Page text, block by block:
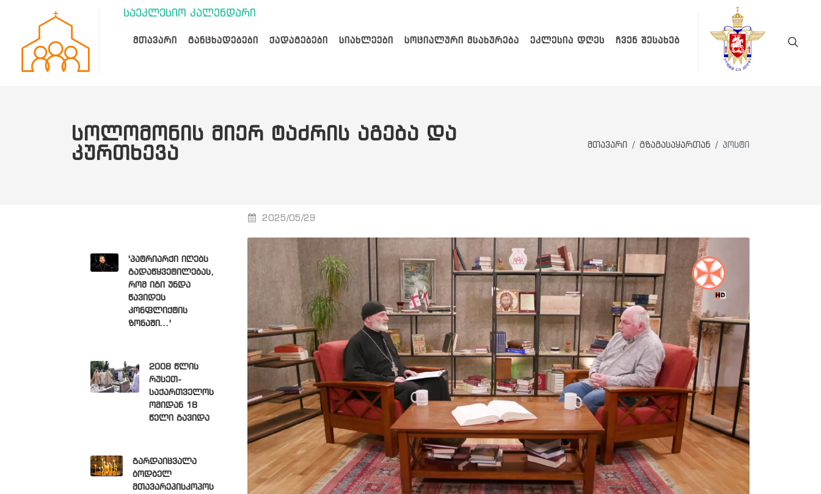
საეკლესიო კალენდარი
ᲛᲗᲐᲕᲐᲠᲘ ᲒᲐᲜᲪᲮᲐᲓᲔᲑᲔᲑᲘ ᲥᲐᲓᲐᲒᲔᲑᲔᲑᲘ ᲡᲘᲐᲮᲚᲔᲔᲑᲘ ᲡᲝᲪᲘᲐᲚᲣᲠᲘ ᲛᲡᲐᲮᲣᲠᲔᲑᲐ ᲔᲙᲚᲔᲡᲘᲐ ᲓᲦᲔᲡ ᲩᲕᲔᲜ ᲨᲔᲡᲐᲮᲔᲑ
ᲡᲝᲚᲝᲛᲝᲜᲘᲡ ᲛᲘᲔᲠ ᲢᲐᲫᲠᲘᲡ ᲐᲒᲔᲑᲐ ᲓᲐ
ᲙᲣᲠᲗᲮᲔᲕᲐ
მთავარი გზაგასაყართან პოსტი
2025/05/29
'პატრიარქი იღებს
გადაწყვეტილებას,
რომ იგი უნდა
წავიდეს
კონფლიქტის
ზონაში...'
2008 წლის
რუსეთ-
საქართველოს
ომიდან 18
წელი გავიდა
გარდაიცვალა
ბოდბელ
მთავარეპისკოპოს